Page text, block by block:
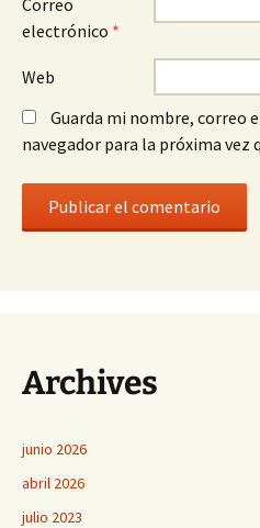
Correo
electrónico *
Web
Guarda mi nombre, correo
navegador para la próxima vez
Archives
junio 2026
abril 2026
julio 2023